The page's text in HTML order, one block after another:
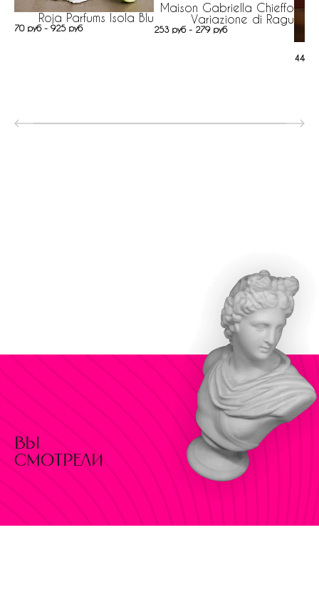
Roja Parfums Isola Blu
70 руб - 925 руб
Maison Gabriella Chieffo
Variazione di Ragu
253 руб - 279 руб
448
вы
смотрели